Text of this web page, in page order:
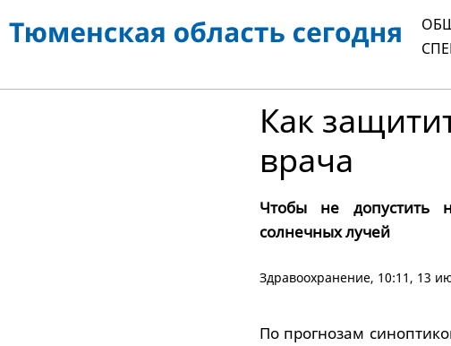
Как
врача
Чтобы не допустить
солнечных лучей
Здравоохранение, 10:11, 13
По прогнозам